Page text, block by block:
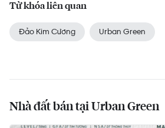
Từ khóa liên quan
Đảo Kim Cương Urban Green
Nhà đất bán tại Urban Green